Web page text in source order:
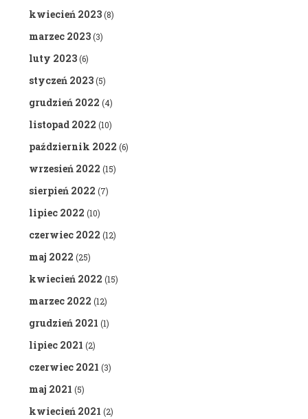
kwiecień 2023(8)
marzec 2023(3)
luty 2023(6)
styczeń 2023(5)
grudzień 2022 (4)
listopad 2022 (10)
październik 2022 (6)
wrzesień 2022 (15)
sierpień 2022 (7)
lipiec 2022 (10)
czerwiec 2022 (12)
maj 2022 (25)
kwiecień 2022 (15)
marzec 2022 (12)
grudzień 2021 (1)
lipiec 2021 (2)
czerwiec 2021 (3)
maj 2021 (5)
kwiecień 2021 (2)